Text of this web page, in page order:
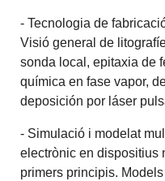
- Tecnologia de
Visió general de
sonda local, epitaxia de
química en fase vapor,
deposición por láser
- Simulació i modelat
electrònic en dispositius
primers principis.